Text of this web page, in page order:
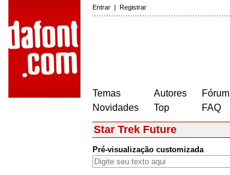
Entrar | Registrar
Temas
Novidades
Autores
Top
Fórum
FAQ
Star Trek Future
Pré-visualização customizada